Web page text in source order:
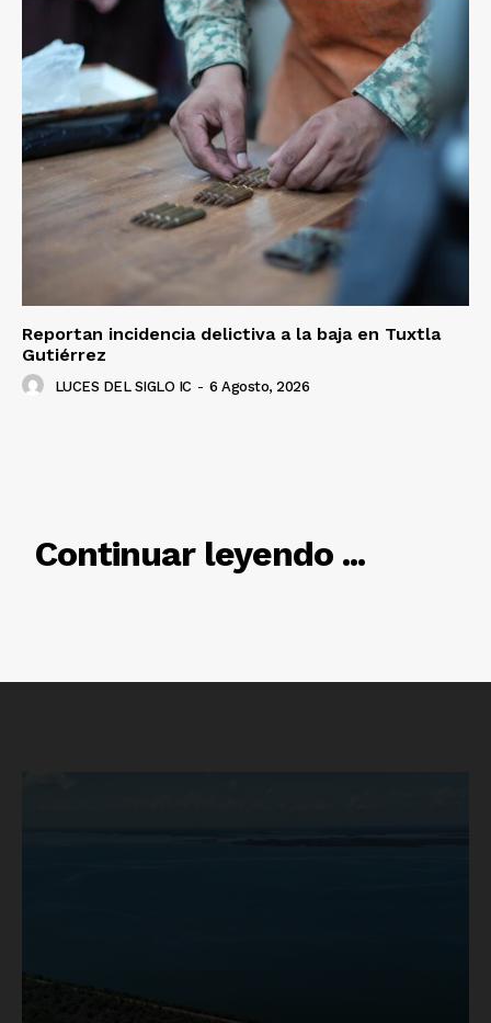
Reportan incidencia delictiva a la baja en Tuxtla
Gutiérrez
LUCES DEL SIGLO IC - 6 Agosto, 2026
Continuar leyendo ...
RELACIONADO